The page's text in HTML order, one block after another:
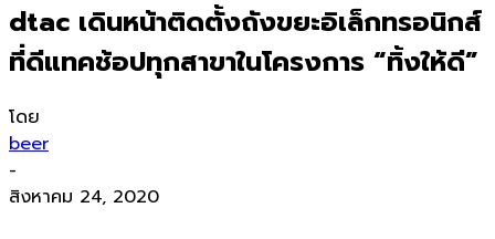
dtac เดินหน้าติดตั้งถังขยะอิเล็กทรอนิกส์
ที่ดีแทคช้อปทุกสาขาในโครงการ “ทิ้งให้ดี”
โดย
beer
-
สิงหาคม 24, 2020